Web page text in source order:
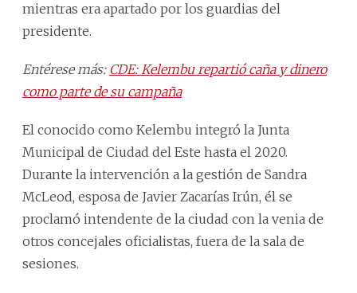
mientras era apartado por los guardias del
presidente.
Entérese más: CDE: Kelembu repartió caña y dinero
como parte de su campaña
El conocido como Kelembu integró la Junta
Municipal de Ciudad del Este hasta el 2020.
Durante la intervención a la gestión de Sandra
McLeod, esposa de Javier Zacarías Irún, él se
proclamó intendente de la ciudad con la venia de
otros concejales oficialistas, fuera de la sala de
sesiones.